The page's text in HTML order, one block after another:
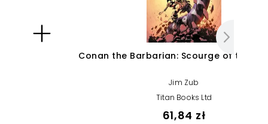
Conan the Barbarian: Scourge of the
Jim Zub
Titan Books Ltd
61,84 zł